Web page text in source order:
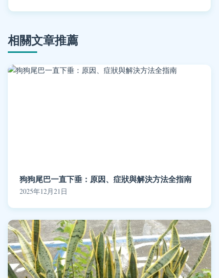
相關文章推薦
狗狗尾巴一直下垂：原因、症狀與解決方法全指南
2025年12月21日